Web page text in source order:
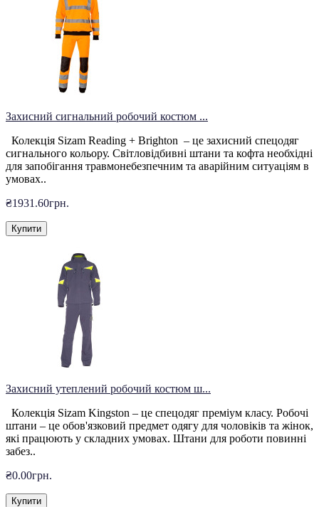
Захисний сигнальний робочий костюм ...
Колекція Sizam Reading + Brighton – це захисний спецодяг
сигнального кольору. Світловідбивні штани та кофта необхідні
для запобігання травмонебезпечним та аварійним ситуаціям в
умовах..
₴1931.60грн.
Купити
Захисний утеплений робочий костюм ш...
Колекція Sizam Kingston – це спецодяг преміум класу. Робочі
штани – це обов'язковий предмет одягу для чоловіків та жінок,
які працюють у складних умовах. Штани для роботи повинні
забез..
₴0.00грн.
Купити